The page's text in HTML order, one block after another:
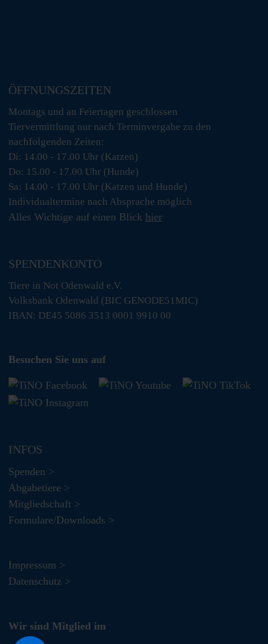
ÖFFNUNGSZEITEN
Montags und an Feiertagen geschlossen
Tiervermittlung nur nach Terminvergabe zu den
nachfolgenden Zeiten:
Di: 14.00 - 17.00 Uhr (Katzen)
Do: 15.00 - 17.00 Uhr (Hunde)
Sa: 14.00 - 17.00 Uhr (Katzen und Hunde)
Individualtermine nach Absprache möglich
Alles Wichtige auf einen Blick hier
SPENDENKONTO
Tiere in Not Odenwald e.V.
Volksbank Odenwald (BIC GENODE51MIC)
IBAN: DE45 5086 3513 0001 9910 00
Besuchen Sie uns auf
INFOS
Spenden >
Abgabetiere >
Mitgliedschaft >
Formulare/Downloads >
Impressum >
Datenschutz >
Wir sind Mitglied im